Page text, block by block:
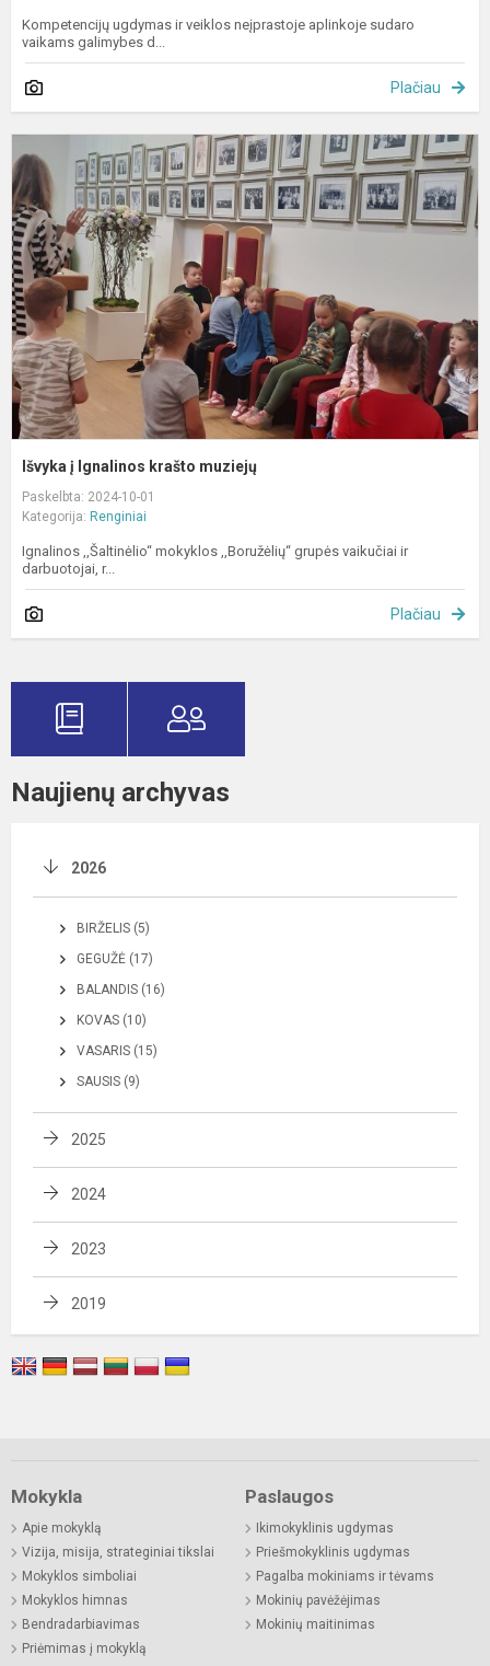
Kompetencijų ugdymas ir veiklos neįprastoje aplinkoje sudaro
vaikams galimybes d...
Plačiau
Išvyka į Ignalinos krašto muziejų
Paskelbta: 2024-10-01
Kategorija: Renginiai
Ignalinos ,,Šaltinėlio“ mokyklos ,,Boružėlių“ grupės vaikučiai ir
darbuotojai, r...
Plačiau
Naujienų archyvas
2026
BIRŽELIS (5)
GEGUŽĖ (17)
BALANDIS (16)
KOVAS (10)
VASARIS (15)
SAUSIS (9)
2025
2024
2023
2019
Mokykla
Apie mokyklą
Vizija, misija, strateginiai tikslai
Mokyklos simboliai
Mokyklos himnas
Bendradarbiavimas
Priėmimas į mokyklą
Paslaugos
Ikimokyklinis ugdymas
Priešmokyklinis ugdymas
Pagalba mokiniams ir tėvams
Mokinių pavėžėjimas
Mokinių maitinimas